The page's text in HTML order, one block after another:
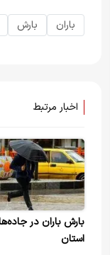
باران بارش
اخبار مرتبط
استان